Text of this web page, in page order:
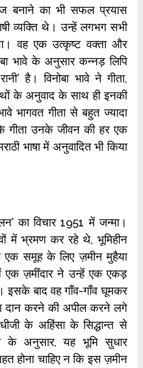
का भी सफल प्रयास
व्यक्ति थे। उन्हें लगभग सभी
वह एक उत्कृष्ट वक्ता और
भावे के अनुसार कन्नड़ लिपि
है। विनोबा भावे ने गीता,
के अनुवाद के साथ ही इनकी
भागवत गीता से बहुत ज्यादा
गीता उनके जीवन की हर एक
भाषा में अनुवादित भी किया
का विचार 1951 में जन्मा।
में भ्रमण कर रहे थे, भूमिहीन
एक समूह के लिए ज़मीन मुहैया
एक ज़मींदार ने उन्हें एक एकड़
इसके बाद वह गाँव-गाँव घूमकर
दान करने की अपील करने लगे
के अहिंसा के सिद्धान्त से
के अनुसार, यह भूमि सुधार
होना चाहिए न कि इस ज़मीन